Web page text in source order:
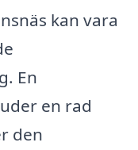
kan vara
En
en rad
den